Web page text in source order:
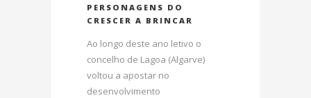
PERSONAGENS DO
CRESCER A BRINCAR
Ao longo deste ano letivo o
concelho de Lagoa (Algarve)
voltou a apostar no
desenvolvimento